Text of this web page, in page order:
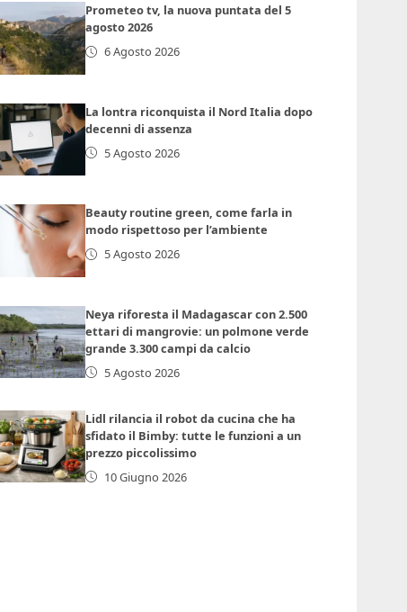
Prometeo tv, la nuova puntata del 5
agosto 2026
6 Agosto 2026
La lontra riconquista il Nord Italia dopo
decenni di assenza
5 Agosto 2026
Beauty routine green, come farla in
modo rispettoso per l’ambiente
5 Agosto 2026
Neya riforesta il Madagascar con 2.500
ettari di mangrovie: un polmone verde
grande 3.300 campi da calcio
5 Agosto 2026
Lidl rilancia il robot da cucina che ha
sfidato il Bimby: tutte le funzioni a un
prezzo piccolissimo
10 Giugno 2026